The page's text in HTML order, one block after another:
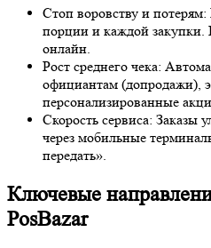
Стоп воровству и
порции и каждой закупки.
онлайн.
Рост среднего чека:
официантам (допродажи),
персонализированные
Скорость сервиса: Заказы
через мобильные
передать».
Ключевые
PosBazar